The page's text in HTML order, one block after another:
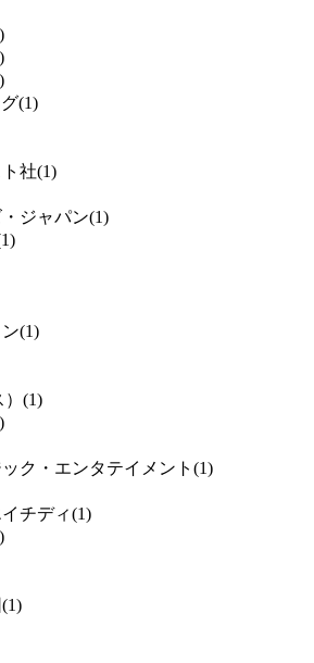
)
)
)
(1)
社(1)
ジャパン(1)
1)
(1)
(1)
)
ク・エンタテイメント (1)
チディ(1)
)
(1)